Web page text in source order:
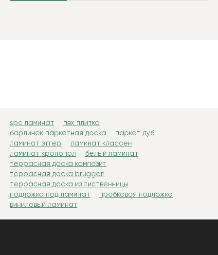
spc ламинат
пвх плитка
барлинек паркетная доска
паркет дуб
ламинат эггер
ламинат классен
ламинат кронопол
белый ламинат
террасная доска композит
террасная доска bruggan
террасная доска из лиственницы
подложка под ламинат
пробковая подложка
виниловый ламинат